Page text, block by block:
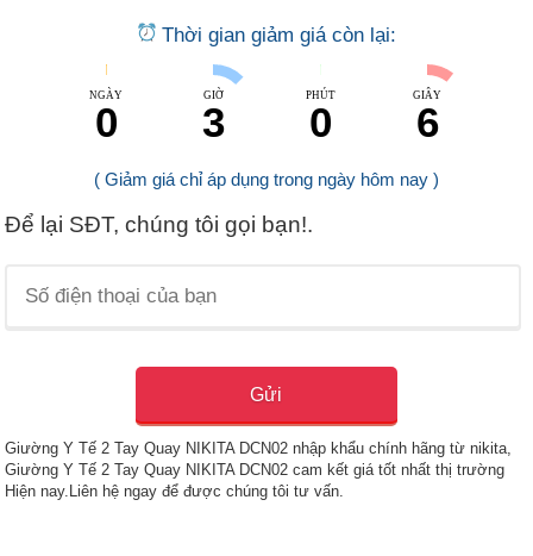
Thời gian giảm giá còn lại:
NGÀY
0
GIỜ
3
PHÚT
0
GIÂY
3
( Giảm giá chỉ áp dụng trong ngày hôm nay )
Để lại SĐT, chúng tôi gọi bạn!.
Giường Y Tế 2 Tay Quay NIKITA DCN02 nhập khẩu chính hãng từ nikita,
Giường Y Tế 2 Tay Quay NIKITA DCN02 cam kết giá tốt nhất thị trường
Hiện nay.Liên hệ ngay để được chúng tôi tư vấn.